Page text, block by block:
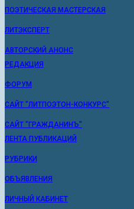
ПОЭТИЧЕСКАЯ МАСТЕРСКАЯ
ЛИТЭКСПЕРТ
АВТОРСКИЙ АНОНС
РЕДАКЦИЯ
ФОРУМ
САЙТ "ЛИТПОЭТОН-КОНКУРС"
САЙТ "ГРАЖДАНИНЪ"
ЛЕНТА ПУБЛИКАЦИЙ
РУБРИКИ
ОБЪЯВЛЕНИЯ
ЛИЧНЫЙ КАБИНЕТ